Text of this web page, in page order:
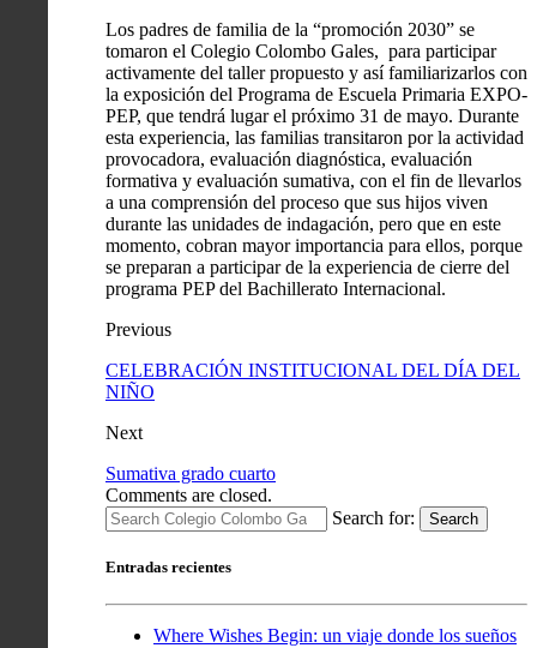
Los padres de familia de la “promoción 2030” se
tomaron el Colegio Colombo Gales, para participar
activamente del taller propuesto y así familiarizarlos con
la exposición del Programa de Escuela Primaria EXPO-
PEP, que tendrá lugar el próximo 31 de mayo. Durante
esta experiencia, las familias transitaron por la actividad
provocadora, evaluación diagnóstica, evaluación
formativa y evaluación sumativa, con el fin de llevarlos
a una comprensión del proceso que sus hijos viven
durante las unidades de indagación, pero que en este
momento, cobran mayor importancia para ellos, porque
se preparan a participar de la experiencia de cierre del
programa PEP del Bachillerato Internacional.
Previous
CELEBRACIÓN INSTITUCIONAL DEL DÍA DEL
NIÑO
Next
Sumativa grado cuarto
Comments are closed.
Search for:
Search
Entradas recientes
Where Wishes Begin: un viaje donde los sueños